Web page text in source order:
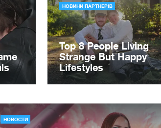
НОВОСТИ